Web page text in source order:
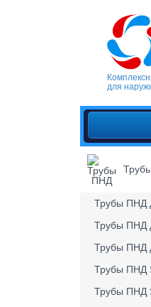
для
Трубы ПНД
Трубы ПНД
Трубы ПНД
Трубы ПНД
Трубы ПНД